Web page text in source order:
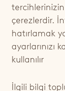
çerezlerdir.
hatırlamak
ayarlarınızı
kullanılır
İlgili bilgi